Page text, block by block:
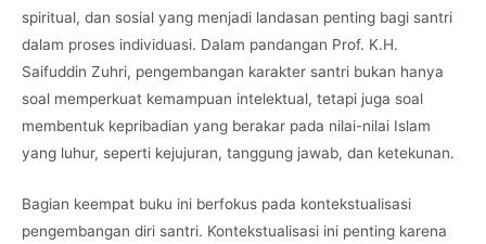
spiritual, dan sosial yang menjadi landasan penting bagi santri
dalam proses individuasi. Dalam pandangan Prof. K.H.
Saifuddin Zuhri, pengembangan karakter santri bukan hanya
soal memperkuat kemampuan intelektual, tetapi juga soal
membentuk kepribadian yang berakar pada nilai-nilai Islam
yang luhur, seperti kejujuran, tanggung jawab, dan ketekunan.
Bagian keempat buku ini berfokus pada kontekstualisasi
pengembangan diri santri. Kontekstualisasi ini penting karena